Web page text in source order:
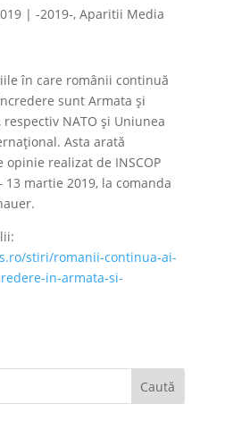
| -2019-, Aparitii Media
în care românii continuă
sunt Armata și
NATO și Uniunea
Asta arată
realizat de INSCOP
martie 2019, la comanda
stiri/romanii-continua-ai-
in-armata-si-
Caută